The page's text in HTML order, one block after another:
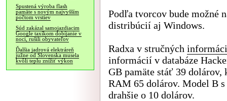
Spustená výroba flash
pamäte s novým najvyšším
počtom vrstiev
Súd zakázal samojazdiacim
Google taxíkom dobíjanie v
noci, rušili obyvateľov
Ďalšia jadrová elektráreň
južne od Slovenska musela
kvôli teplu znížiť výkon
Podľa tvorcov bude možné
distribúcií aj Windows.
Radxa v stručných
informácií v databáze
GB pamäte stáť 39 dolárov,
RAM 65 dolárov. Model B
drahšie o 10 dolárov.